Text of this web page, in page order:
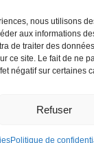
nous utilisons
aux informations
de traiter des
ce site. Le fait de ne
négatif sur certaines
Refuser
Politique de
contact@lnea-
+33 (0)1 34 67 67